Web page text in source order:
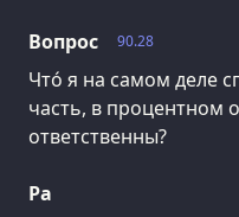
90.28
Вопрос
Что́ я на самом деле
часть, в процентном
ответственны?
Ра